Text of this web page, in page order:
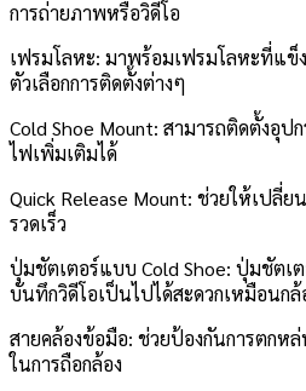
การถ่ายภาพหรือวิดีโอ
เฟรมโลหะ: มาพร้อมเฟรมโลหะที่แ
ตัวเลือกการติดตั้งต่างๆ
Cold Shoe Mount: สามารถติดตั้งอุป
ไฟเพิ่มเติมได้
Quick Release Mount: ช่วยให้เปลี่ย
รวดเร็ว
ปุ่มชัตเตอร์แบบ Cold Shoe: ปุ่มชัตเ
บันทึกวิดีโอเป็นไปได้สะดวกเหมือนก
สายคล้องข้อมือ: ช่วยป้องกันการตกห
ในการถือกล้อง